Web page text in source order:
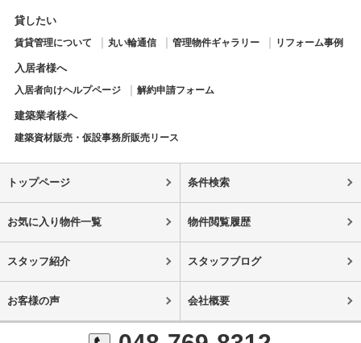
貸したい
賃貸管理について 丸い輪通信 管理物件ギャラリー リフォーム事例
入居者様へ
入居者向けヘルプページ 解約申請フォーム
建築業者様へ
建築資材販売・仮設事務所販売リース
トップページ 条件検索
お気に入り物件一覧 物件閲覧履歴
スタッフ紹介 スタッフブログ
お客様の声 会社概要